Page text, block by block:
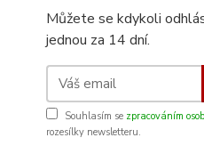
Můžete se kdykoli
jednou za 14 dní.
Souhlasím se zpracováním
rozesílky newsletteru.